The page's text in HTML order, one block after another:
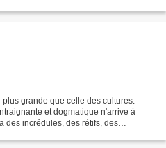
grande que celle des cultures.
et dogmatique n'arrive à
des incrédules, des rétifs, des